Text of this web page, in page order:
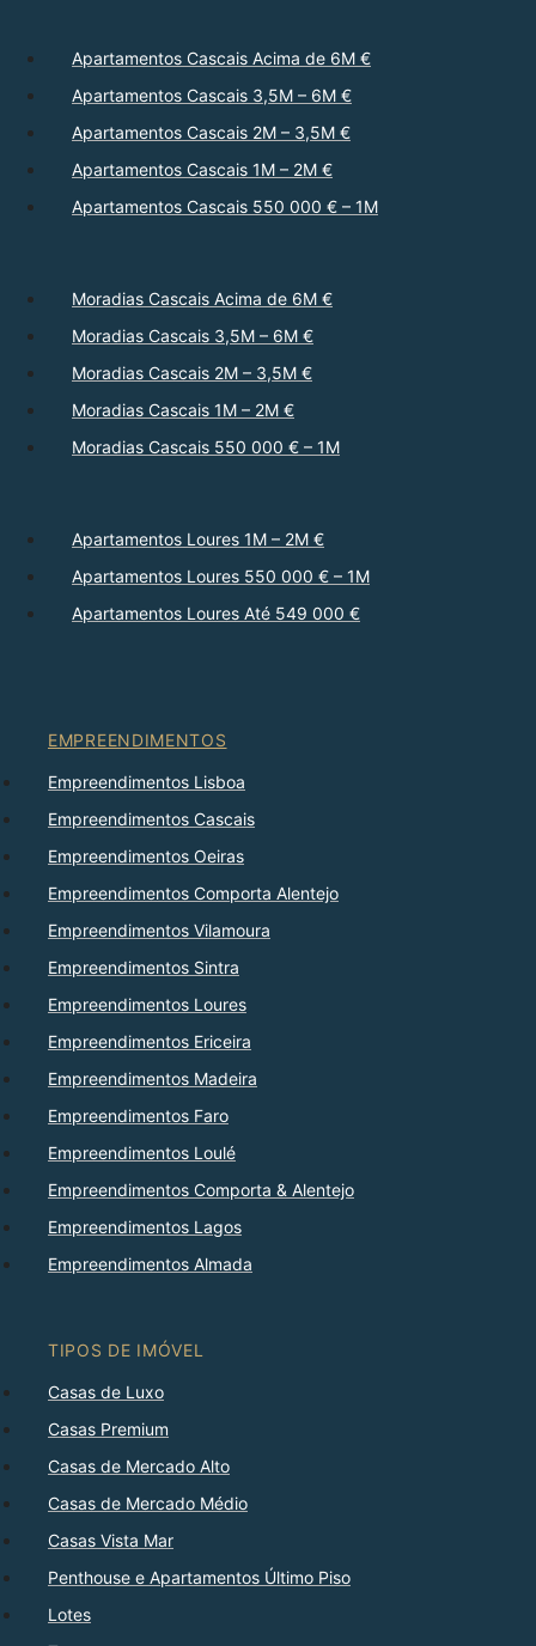
Apartamentos Cascais Acima de 6M €
Apartamentos Cascais 3,5M – 6M €
Apartamentos Cascais 2M – 3,5M €
Apartamentos Cascais 1M – 2M €
Apartamentos Cascais 550 000 € – 1M
Moradias Cascais Acima de 6M €
Moradias Cascais 3,5M – 6M €
Moradias Cascais 2M – 3,5M €
Moradias Cascais 1M – 2M €
Moradias Cascais 550 000 € – 1M
Apartamentos Loures 1M – 2M €
Apartamentos Loures 550 000 € – 1M
Apartamentos Loures Até 549 000 €
EMPREENDIMENTOS
Empreendimentos Lisboa
Empreendimentos Cascais
Empreendimentos Oeiras
Empreendimentos Comporta Alentejo
Empreendimentos Vilamoura
Empreendimentos Sintra
Empreendimentos Loures
Empreendimentos Ericeira
Empreendimentos Madeira
Empreendimentos Faro
Empreendimentos Loulé
Empreendimentos Comporta & Alentejo
Empreendimentos Lagos
Empreendimentos Almada
TIPOS DE IMÓVEL
Casas de Luxo
Casas Premium
Casas de Mercado Alto
Casas de Mercado Médio
Casas Vista Mar
Penthouse e Apartamentos Último Piso
Lotes